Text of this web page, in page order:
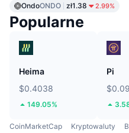
OndoONDO zł1.38 2.99%
Popularne
Heima
$0.4038
149.05%
Pi
CoinMarketCap Kryptowaluty